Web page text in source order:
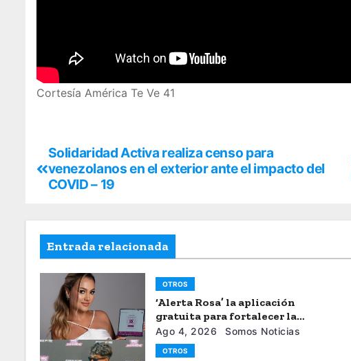
Cortesía América Te Ve 41
Solidaridad Activa realiza censo para
venezolanos en el exterior ante el impacto del
COVID – 19
Entrada relacionada
OTROS
‘Alerta Rosa’ la aplicación
gratuita para fortalecer la
seguiridad de las mujeres
Ago 4, 2026 Somos Noticias
OTROS